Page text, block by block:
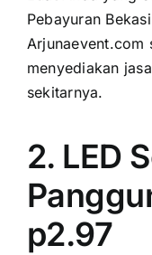
Pebayuran
Arjunaevent.com
menyediakan
sekitarnya.
2. LED
p2.97